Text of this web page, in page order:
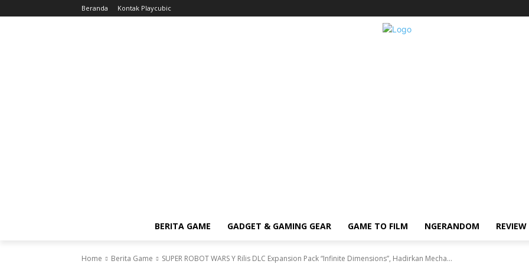
Beranda Kontak Playcubic
BERITA GAME GADGET & GAMING GEAR GAME TO FILM NGERANDOM REVIEW
Home Berita Game SUPER ROBOT WARS Y Rilis DLC Expansion Pack “Infinite Dimensions”, Hadirkan Mecha...